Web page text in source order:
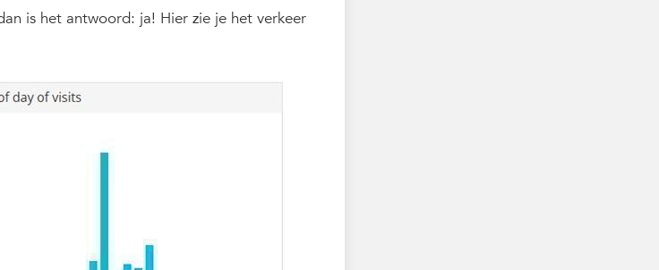
is het antwoord: ja! Hier zie je het verkeer